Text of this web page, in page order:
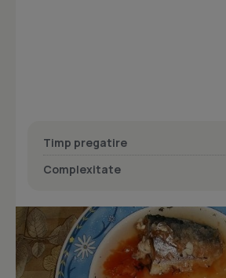
Timp pregatire
Complexitate